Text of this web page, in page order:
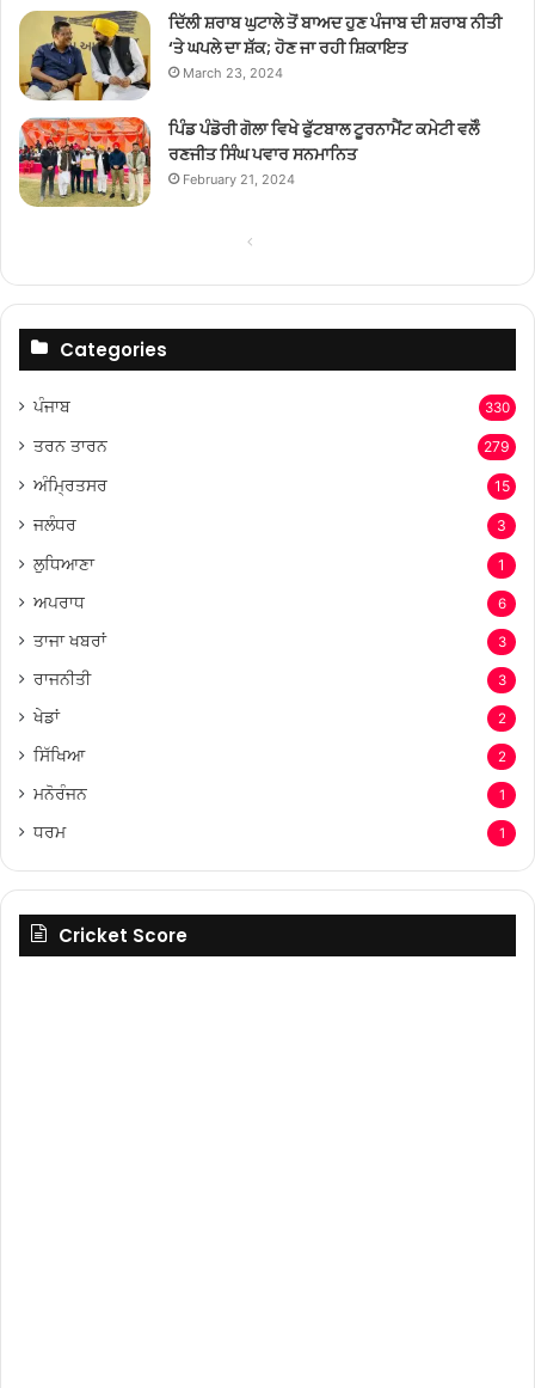
ਦਿੱਲੀ ਸ਼ਰਾਬ ਘੁਟਾਲੇ ਤੋਂ ਬਾਅਦ ਹੁਣ ਪੰਜਾਬ ਦੀ ਸ਼ਰਾਬ ਨੀਤੀ
‘ਤੇ ਘਪਲੇ ਦਾ ਸ਼ੱਕ; ਹੋਣ ਜਾ ਰਹੀ ਸ਼ਿਕਾਇਤ
March 23, 2024
ਪਿੰਡ ਪੰਡੋਰੀ ਗੋਲਾ ਵਿਖੇ ਫੁੱਟਬਾਲ ਟੂਰਨਾਮੈਂਟ ਕਮੇਟੀ ਵਲੋੰ
ਰਣਜੀਤ ਸਿੰਘ ਪਵਾਰ ਸਨਮਾਨਿਤ
February 21, 2024
Previous
Categories
ਪੰਜਾਬ 330
ਤਰਨ ਤਾਰਨ 279
ਅੰਮ੍ਰਿਤਸਰ 15
ਜਲੰਧਰ 3
ਲੁਧਿਆਣਾ 1
ਅਪਰਾਧ 6
ਤਾਜਾ ਖਬਰਾਂ 3
ਰਾਜਨੀਤੀ 3
ਖੇਡਾਂ 2
ਸਿੱਖਿਆ 2
ਮਨੋਰੰਜਨ 1
ਧਰਮ 1
Cricket Score